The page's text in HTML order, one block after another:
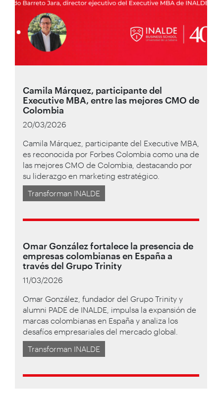
Camila Márquez, participante del
Executive MBA, entre las mejores CMO de
Colombia
20/03/2026
Camila Márquez, participante del Executive MBA,
es reconocida por Forbes Colombia como una de
las mejores CMO de Colombia, destacando por
su liderazgo en marketing estratégico.
Transforman INALDE
Omar González fortalece la presencia de
empresas colombianas en España a
través del Grupo Trinity
11/03/2026
Omar González, fundador del Grupo Trinity y
alumni PADE de INALDE, impulsa la expansión de
marcas colombianas en España y analiza los
desafíos empresariales del mercado global.
Transforman INALDE